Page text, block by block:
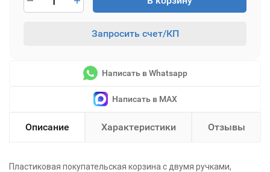
Запросить счет/КП
Написать в Whatsapp
Написать в MAX
Описание Характеристики Отзывы
Пластиковая покупательская корзина с двумя ручками,